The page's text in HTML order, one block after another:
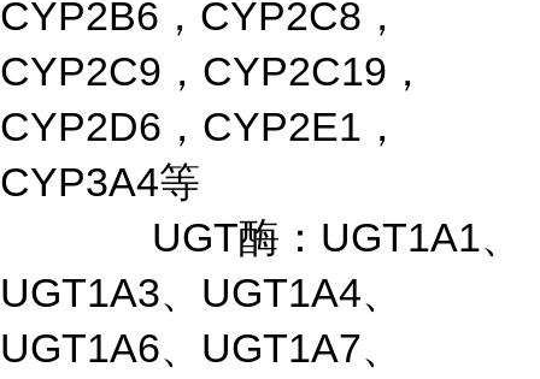
CYP2B6，CYP2C8，
CYP2C9，CYP2C19，
CYP2D6，CYP2E1，
CYP3A4等
UGT酶：UGT1A1、
UGT1A3、UGT1A4、
UGT1A6、UGT1A7、